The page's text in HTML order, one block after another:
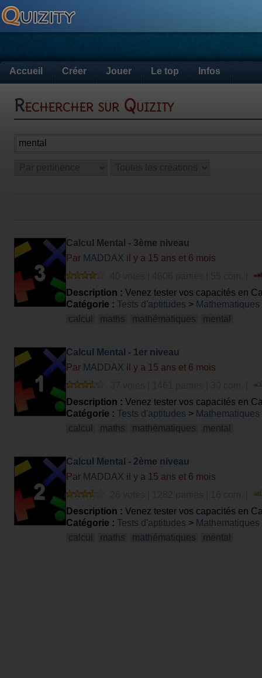
Accueil Créer Jouer Le top Infos
Rechercher sur Quizity
Calcul Mental - 3ème niveau
Par MADDAX il y a 15 ans et 6 mois
Description : Venez tester vos capacités en
Catégorie : Tests d'aptitudes > Mathematiques
calcul
maths mathématiques mental
Calcul Mental - 1er niveau
Par MADDAX il y a 15 ans et 6 mois
Description : Venez tester vos capacités en
Catégorie : Tests d'aptitudes > Mathematiques
calcul
maths mathématiques mental
Calcul Mental - 2ème niveau
Par MADDAX il y a 15 ans et 6 mois
Description : Venez tester vos capacités en
Catégorie : Tests d'aptitudes > Mathematiques
calcul
maths mathématiques mental